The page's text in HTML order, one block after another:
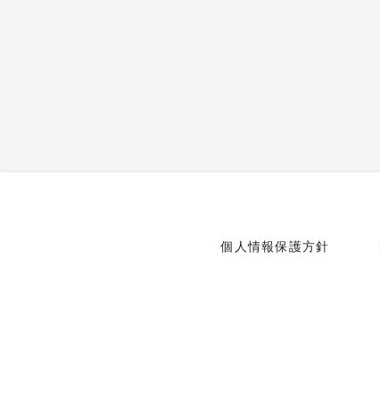
個人情報保護方針